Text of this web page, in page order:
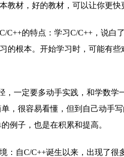
材，好的教材，可以让你更快
的特点：学习C/C++，说白
的根本。开始学习时，可能有
一定要多动手实践，和学数学
，很容易看懂，但到自己动手
例子，也是在积累和提高。
自C/C++诞生以来，出现了很